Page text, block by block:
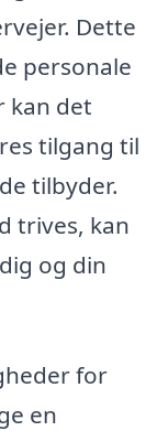
Dette
personale
kan det
tilgang til
tilbyder.
trives, kan
og din
for
en